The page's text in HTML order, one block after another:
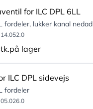
for ILC DPL 6LL
fordeler, lukker kanal nedad
på lager
ILC DPL sidevejs
fordeler